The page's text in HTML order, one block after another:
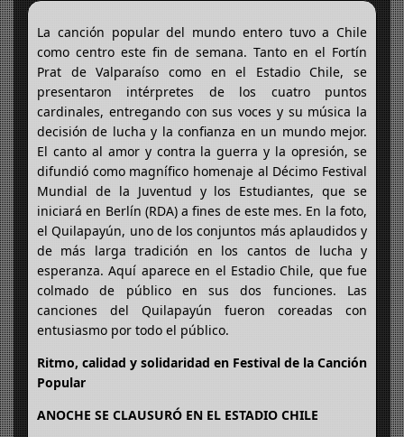
La canción popular del mundo entero tuvo a Chile
como centro este fin de semana. Tanto en el Fortín
Prat de Valparaíso como en el Estadio Chile, se
presentaron intérpretes de los cuatro puntos
cardinales, entregando con sus voces y su música la
decisión de lucha y la confianza en un mundo mejor.
El canto al amor y contra la guerra y la opresión, se
difundió como magnífico homenaje al Décimo Festival
Mundial de la Juventud y los Estudiantes, que se
iniciará en Berlín (RDA) a fines de este mes. En la foto,
el Quilapayún, uno de los conjuntos más aplaudidos y
de más larga tradición en los cantos de lucha y
esperanza. Aquí aparece en el Estadio Chile, que fue
colmado de público en sus dos funciones. Las
canciones del Quilapayún fueron coreadas con
entusiasmo por todo el público.
Ritmo, calidad y solidaridad en Festival de la Canción
Popular
ANOCHE SE CLAUSURÓ EN EL ESTADIO CHILE